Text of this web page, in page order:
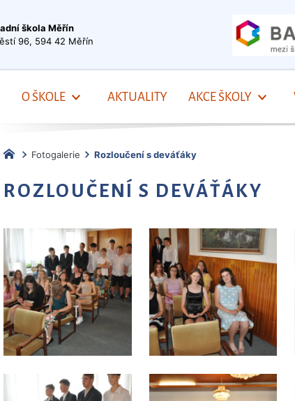
škola Měřín
96, 594 42 Měřín
O ŠKOLE AKTUALITY AKCE ŠKOLY
Fotogalerie Rozloučení s deváťáky
ROZLOUČENÍ S DEVÁŤÁKY